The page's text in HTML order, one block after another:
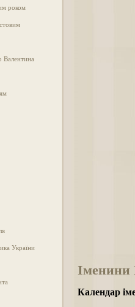
роком
Валентина
України
Календар